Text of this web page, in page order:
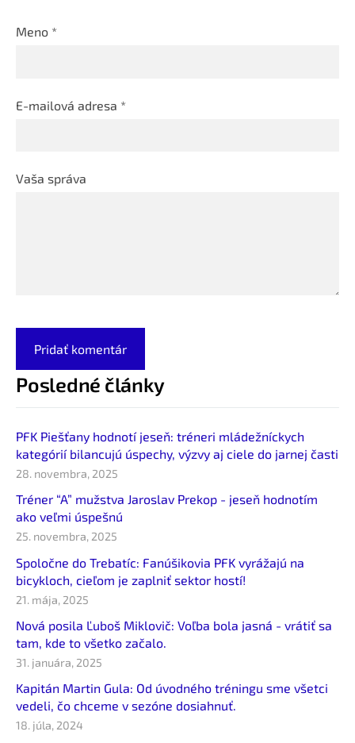
Posledné články
PFK Piešťany hodnotí jeseň: tréneri mládežníckych
kategórií bilancujú úspechy, výzvy aj ciele do jarnej časti
28. novembra, 2025
Tréner “A” mužstva Jaroslav Prekop - jeseň hodnotím
ako veľmi úspešnú
25. novembra, 2025
Spoločne do Trebatíc: Fanúšikovia PFK vyrážajú na
bicykloch, cieľom je zaplniť sektor hostí!
21. mája, 2025
Nová posila Ľuboš Miklovič: Voľba bola jasná - vrátiť sa
tam, kde to všetko začalo.
31. januára, 2025
Kapitán Martin Gula: Od úvodného tréningu sme všetci
vedeli, čo chceme v sezóne dosiahnuť.
18. júla, 2024
Meno *
E-mailová adresa *
Vaša správa